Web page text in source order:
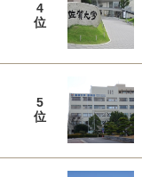
4
位
5
位